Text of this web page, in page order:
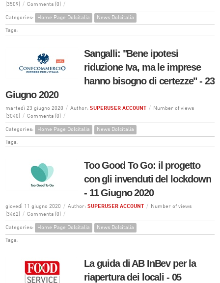
(3509)
/ Comments (0) /
Categories: Home Page Dolcitalia News Dolcitalia
Tags:
Sangalli: "Bene ipotesi
riduzione Iva, ma le imprese
hanno bisogno di certezze" - 23
Giugno 2020
martedì 23 giugno 2020 / Author: SUPERUSER ACCOUNT /
Number of views
(3040)
/ Comments (0) /
Categories: Home Page Dolcitalia News Dolcitalia
Tags:
Too Good To Go: il progetto
con gli invenduti del lockdown
- 11 Giugno 2020
giovedì 11 giugno 2020 / Author: SUPERUSER ACCOUNT /
Number of views
(3462)
/ Comments (0) /
Categories: Home Page Dolcitalia News Dolcitalia
Tags:
La guida di AB InBev per la
riapertura dei locali - 05